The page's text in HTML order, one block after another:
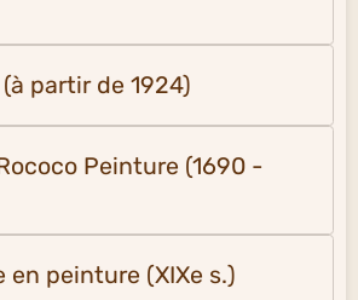
partir de 1924)
Peinture (1690 -
en peinture (XIXe s.)